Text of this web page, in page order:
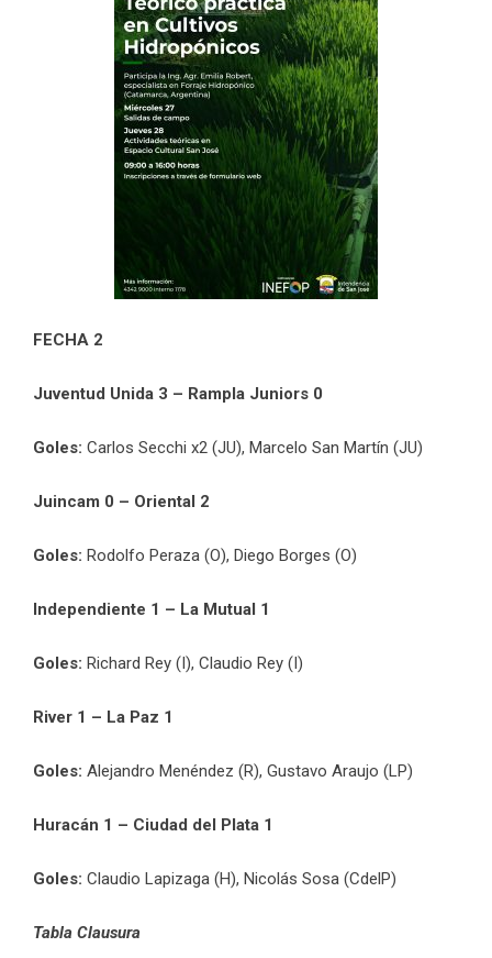
FECHA 2
Juventud Unida 3 – Rampla Juniors 0
Goles: Carlos Secchi x2 (JU), Marcelo San Martín (JU)
Juincam 0 – Oriental 2
Goles: Rodolfo Peraza (O), Diego Borges (O)
Independiente 1 – La Mutual 1
Goles: Richard Rey (I), Claudio Rey (I)
River 1 – La Paz 1
Goles: Alejandro Menéndez (R), Gustavo Araujo (LP)
Huracán 1 – Ciudad del Plata 1
Goles: Claudio Lapizaga (H), Nicolás Sosa (CdelP)
Tabla Clausura